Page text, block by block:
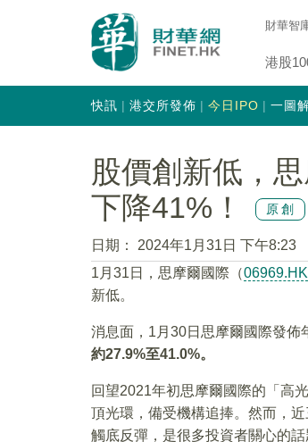
財華智
港股
快訊 港交所發佈 今日IPO 一圖
股價創新低，
下降41%！
原創
日期：
2024年1月31日 下午8:23
1月31日，思摩爾國際（06969.HK
新低。
消息面，1月30日思摩爾國際發佈
約27.9%至41.0%。
回望2021年初思摩爾國際的「高
頂光環，備受機構追捧。然而，
觸底反彈，是很多投資者關心的話